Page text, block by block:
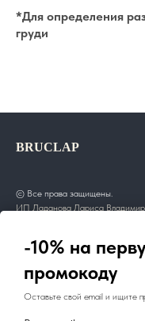
*Для определения
груди
-10% на
промокоду
Оставьте свой email и ищите
BRUCLAP
© Все права защищены.
ИП Ладанова Лариса
Покупателям
О нас